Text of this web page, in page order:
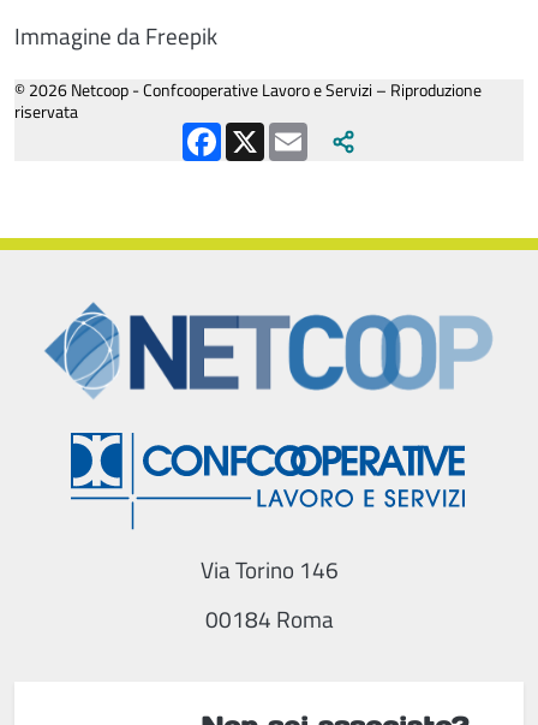
Immagine da Freepik
© 2026 Netcoop - Confcooperative Lavoro e Servizi – Riproduzione
riservata
Facebook
X Email
Via Torino 146
00184 Roma